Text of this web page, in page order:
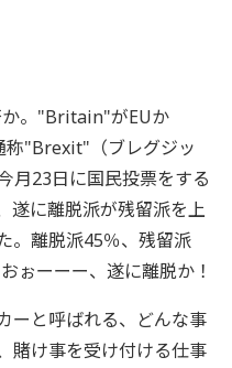
か。"Britain"がEUか
称"Brexit"（ブレグジッ
月23日に国民投票をする
遂に離脱派が残留派を上
。離脱派45％、残留派
ぉーーー、遂に離脱か！
ーと呼ばれる、どんな事
賭け事を受け付ける仕事